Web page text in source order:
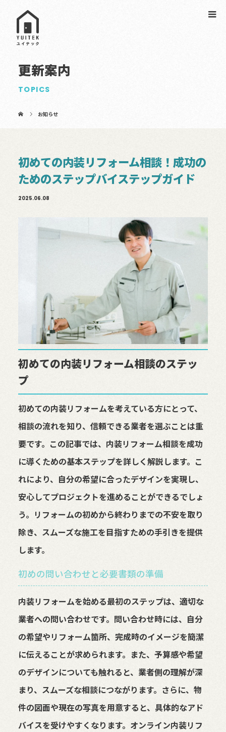
更新案内
TOPICS
お知らせ
初めての内装リフォーム相談！成功の
ためのステップバイステップガイド
2025.06.08
初めての内装リフォーム相談のステッ
プ
初めての内装リフォームを考えている方にとって、
相談の流れを知り、信頼できる業者を選ぶことは重
要です。この記事では、内装リフォーム相談を成功
に導くための基本ステップを詳しく解説します。こ
れにより、自分の希望に合ったデザインを実現し、
安心してプロジェクトを進めることができるでしょ
う。リフォームの初めから終わりまでの不安を取り
除き、スムーズな施工を目指すための手引きを提供
します。
初めの問い合わせと必要書類の準備
内装リフォームを始める最初のステップは、適切な
業者への問い合わせです。問い合わせ時には、自分
の希望やリフォーム箇所、完成時のイメージを簡潔
に伝えることが求められます。また、予算感や希望
のデザインについても触れると、業者側の理解が深
まり、スムーズな相談につながります。さらに、物
件の図面や現在の写真を用意すると、具体的なアド
バイスを受けやすくなります。オンライン内装リフ